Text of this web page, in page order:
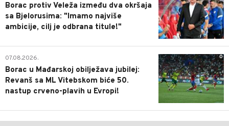
Borac protiv Veleža između dva okršaja
sa Bjelorusima: "Imamo najviše
ambicije, cilj je odbrana titule!"
0
07.08.2026.
Borac u Mađarskoj obilježava jubilej:
Revanš sa ML Vitebskom biće 50.
nastup crveno-plavih u Evropi!